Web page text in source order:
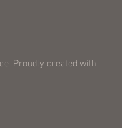
Proudly created with